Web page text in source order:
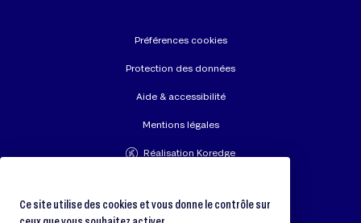
Préférences cookies
Protection des données
Aide & accessibilité
Mentions légales
Réalisation Koredge
Ce site utilise des cookies et vous donne le contrôle sur